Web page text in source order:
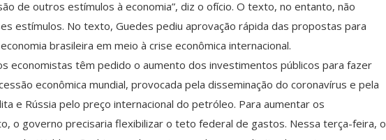
de outros estímulos à economia”, diz o ofício. O texto, no entanto, não
estímulos. No texto, Guedes pediu aprovação rápida das propostas para
brasileira em meio à crise econômica internacional.
economistas têm pedido o aumento dos investimentos públicos para fazer
econômica mundial, provocada pela disseminação do coronavírus e pela
e Rússia pelo preço internacional do petróleo. Para aumentar os
o governo precisaria flexibilizar o teto federal de gastos. Nessa terça-feira, o